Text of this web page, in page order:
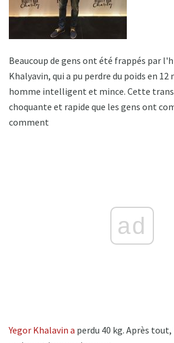
Beaucoup de gens ont été frappés par
Khalyavin, qui a pu perdre du poids en 12
homme intelligent et mince. Cette
choquante et rapide que les gens ont
comment
ad
Yegor Khalavin a perdu 40 kg. Après